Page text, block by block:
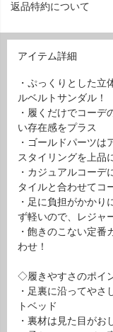
返品特約について
アイテム詳細
・ぷっくりとした
ルベルトサンダル！
・履くだけでコーデ
い存在感をプラス
・ゴールドパーツは
スタイリングを上品
・カジュアルコーデ
タイルと合わせてコ
・足に負担がかかり
ず軽いので、レジャ
・飽きのこない定
わせ！
◇履きやすさのポイ
・足裏に沿ってやさ
トベッド
・裏材は見た目がお